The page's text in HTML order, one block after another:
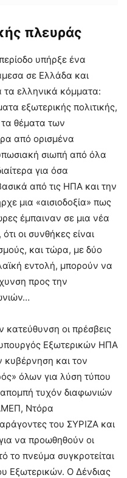
πλευράς
υπήρξε ένα
σε Ελλάδα και
ελληνικά κόμματα:
εξωτερικής πολιτικής,
θέματα των
από ορισμένα
σιωπή από όλα
για όσα
από τις ΗΠΑ και την
μια «αισιοδοξία» πως
έμπαιναν σε μια νέα
οι συνθήκες είναι
και τώρα, με δύο
εντολή, μπορούν να
προς την
οι πρέσβεις
Εξωτερικών ΗΠΑ
κυβέρνηση και τον
όλων για λύση τύπου
τυχόν διαφωνιών
Ντόρα
του ΣΥΡΙΖΑ και
να προωθηθούν οι
το πνεύμα συγκροτείται
Εξωτερικών. Ο Δένδιας